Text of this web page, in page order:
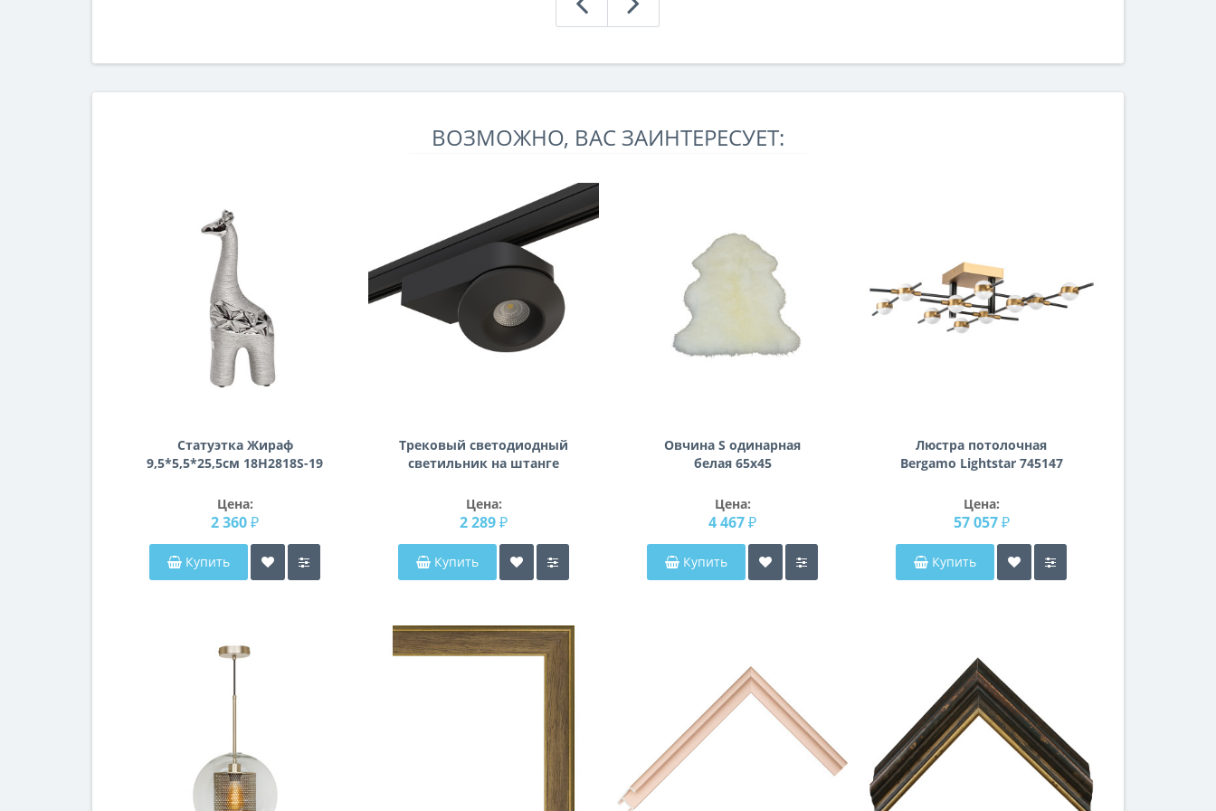
ВОЗМОЖНО, ВАС ЗАИНТЕРЕСУЕТ:
Статуэтка Жираф
9,5*5,5*25,5см 18H2818S-19
Цена:
2 360 ₽
Купить
Трековый светодиодный
светильник на штанге
A3T051217
Цена:
2 289 ₽
Купить
Овчина S одинарная
белая 65х45
Цена:
4 467 ₽
Купить
Люстра потолочная
Bergamo Lightstar 745147
Цена:
57 057 ₽
Купить